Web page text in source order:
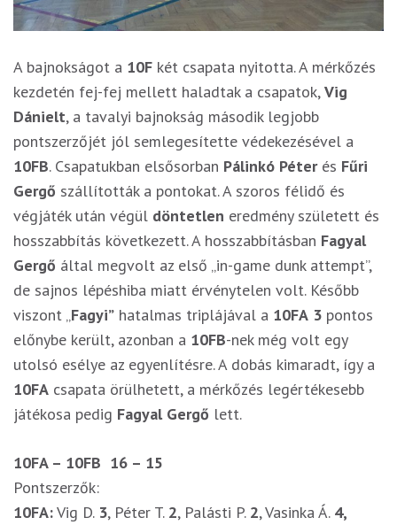
A bajnokságot a 10F két csapata nyitotta. A mérkőzés
kezdetén fej-fej mellett haladtak a csapatok,Vig
Dánielt, a tavalyi bajnokság második legjobb
pontszerzőjét jól semlegesítette védekezésével a
10FB. Csapatukban elsősorban Pálinkó Péterés Fűri
Gergő szállították a pontokat. A szoros félidő és
végjáték után végül döntetlen eredmény született és
hosszabbítás következett. A hosszabbításban Fagyal
Gergő által megvolt az első „in-game dunk attempt”,
de sajnos lépéshiba miatt érvénytelen volt. Később
viszont „Fagyi” hatalmas triplájával a 10FA 3 pontos
előnybe került, azonban a 10FB-nek még volt egy
utolsó esélye az egyenlítésre. A dobás kimaradt, így a
10FA csapata örülhetett, a mérkőzés legértékesebb
játékosa pedig Fagyal Gergő lett.
10FA – 10FB 16 – 15
Pontszerzők:
10FA:Vig D. 3, Péter T. 2, Palásti P. 2, Vasinka Á. 4,